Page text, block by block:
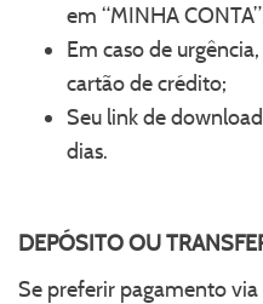
em “MINHA
Em caso de
cartão de crédito;
Seu link de
dias.
DEPÓSITO OU
Se preferir pagamento